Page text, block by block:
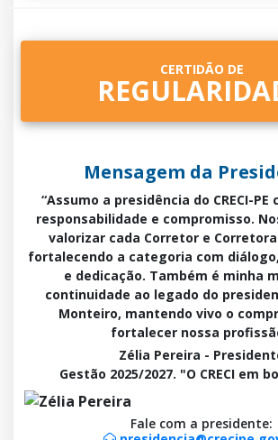
CERTIDÃO DE
Mensagem da
“Assumo a presidência do CRECI-PE
responsabilidade e compromisso.
valorizar cada Corretor e
fortalecendo a categoria com
e dedicação. Também é minha
continuidade ao legado do
Monteiro, mantendo vivo o
fortalecer nossa
Zélia Pereira -
Gestão 2025/2027. "O CRECI em
Fale com a presidente: